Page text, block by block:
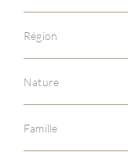
Région
Nature
Famille